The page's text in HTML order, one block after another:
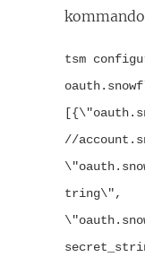
tsm
//
tring\",